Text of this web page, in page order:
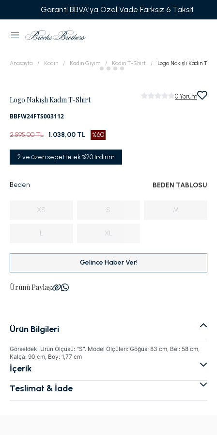
Garanti BBVA'ya Özel Vade Farksız 6 Taksit
Anasayfa Kadın Kadın Giyim Kadın T-Shirt Logo Nakışlı Kadın T-
Logo Nakışlı Kadın T-Shirt
BBFW24FTS003112
0 Yorum
2.595,00 TL 1.038,00 TL %60
2 ve üzeri sepette ek %20 İndirim
Beden BEDEN TABLOSU
XS S M
L XL
Gelince Haber Ver!
Ürünü Paylaş:
Ürün Bilgileri
Görseldeki Ürün Ölçüsü: "S". Model Ölçüleri: Göğüs: 83 cm, Bel: 58 cm,
Kalça: 90 cm, Boy: 1,77 cm
İçerik
Teslimat & İade